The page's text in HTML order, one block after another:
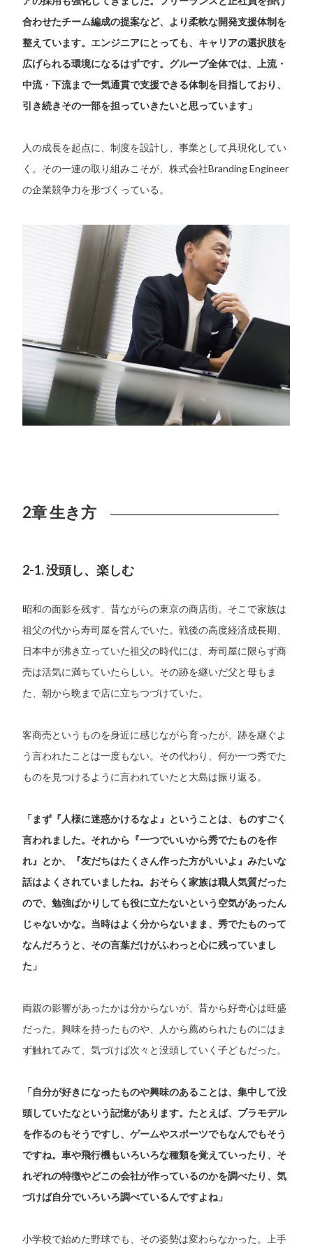
合わせたチーム編成の提案など、より柔軟な開発支援体制を
整えています。エンジニアにとっても、キャリアの選択肢を
広げられる環境になるはずです。グループ全体では、上流・
中流・下流まで一気通貫で支援できる体制を目指しており、
引き続きその一部を担っていきたいと思っています」
人の成長を起点に、制度を設計し、事業として具現化してい
く。その一連の取り組みこそが、株式会社Branding Engineer
の企業競争力を形づくっている。
2章 生き方
2-1. 没頭し、楽しむ
昭和の面影を残す、昔ながらの東京の商店街。そこで家族は
祖父の代から寿司屋を営んでいた。戦後の高度経済成長期、
日本中が沸き立っていた祖父の時代には、寿司屋に限らず商
売は活気に満ちていたらしい。その跡を継いだ父と母もま
た、朝から晩まで店に立ちつづけていた。
客商売というものを身近に感じながら育ったが、跡を継ぐよ
う言われたことは一度もない。その代わり、何か一つ秀でた
ものを見つけるように言われていたと大島は振り返る。
「まず『人様に迷惑かけるなよ』ということは、ものすごく
言われました。それから『一つでいいから秀でたものを作
れ』とか、『友だちはたくさん作った方がいいよ』みたいな
話はよくされていましたね。おそらく家族は職人気質だった
ので、勉強ばかりしても役に立たないという空気があったん
じゃないかな。当時はよく分からないまま、秀でたものって
なんだろうと、その言葉だけがふわっと心に残っていまし
た」
両親の影響があったかは分からないが、昔から好奇心は旺盛
だった。興味を持ったものや、人から薦められたものにはま
ず触れてみて、気づけば次々と没頭していく子どもだった。
「自分が好きになったものや興味のあることは、集中して没
頭していたなという記憶があります。たとえば、プラモデル
を作るのもそうですし、ゲームやスポーツでもなんでもそう
ですね。車や飛行機もいろいろな種類を覚えていったり、そ
れぞれの特徴やどこの会社が作っているのかを調べたり、気
づけば自分でいろいろ調べているんですよね」
小学校で始めた野球でも、その姿勢は変わらなかった。上手